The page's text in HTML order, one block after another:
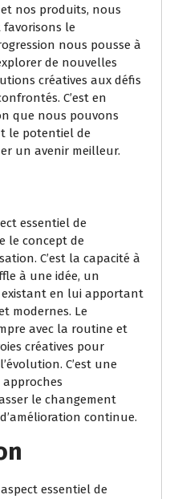
nos produits, nous
le
nous pousse à
de nouvelles
créatives aux défis
C’est en
que nous pouvons
le potentiel de
un avenir meilleur.
essentiel de
le concept de
C’est la capacité à
à une idée, un
en lui apportant
modernes. Le
avec la routine et
créatives pour
C’est une
le changement
continue.
essentiel de